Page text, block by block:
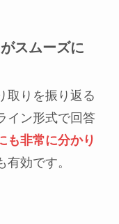
スムーズに
取りを振り返る
イン形式で回答
も非常に分かり
効です。